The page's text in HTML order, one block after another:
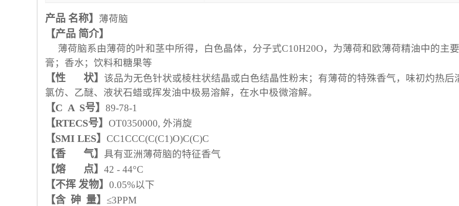
产品 名称】 薄荷脑
【产品 简介】
薄荷脑系由薄荷的叶和茎中所得，白色晶体，分子式C10H20O，为薄荷和欧薄荷精油中的主
膏；香水；饮料和糖果等
【性 状】 该品为无色针状或棱柱状结晶或白色结晶性粉末；有薄荷的特殊香气，味初灼热
氯仿、乙醚、液状石蜡或挥发油中极易溶解，在水中极微溶解。
【C A S号】 89-78-1
【RTECS号】 OT0350000, 外消旋
【SMI LES】 CC1CCC(C(C1)O)C(C)C
【香 气】 具有亚洲薄荷脑的特征香气
【熔 点】 42 - 44°C
【不挥 发物】 0.05%以下
【含 砷 量】 ≤3PPM